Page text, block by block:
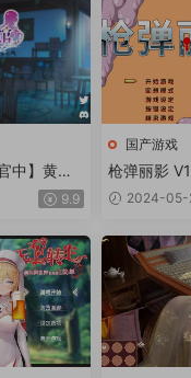
中】黄昏
游戏/D
动态/全CG
9.9
国产游戏
枪弹丽影
P专享ACT
横版免
ws版】
2024-05-